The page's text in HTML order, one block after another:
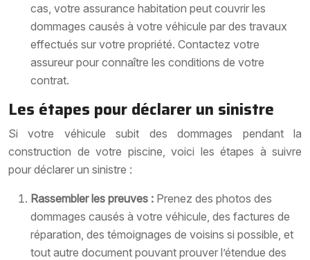
cas, votre assurance habitation peut couvrir les
dommages causés à votre véhicule par des travaux
effectués sur votre propriété. Contactez votre
assureur pour connaître les conditions de votre
contrat.
Les étapes pour déclarer un sinistre
Si votre véhicule subit des dommages pendant la
construction de votre piscine, voici les étapes à suivre
pour déclarer un sinistre :
Rassembler les preuves : Prenez des photos des
dommages causés à votre véhicule, des factures de
réparation, des témoignages de voisins si possible, et
tout autre document pouvant prouver l’étendue des